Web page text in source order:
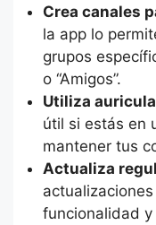
Crea canales
la app lo
grupos
o “Amigos”.
Utiliza
útil si estás en
mantener tus
Actualiza
funcionalidad